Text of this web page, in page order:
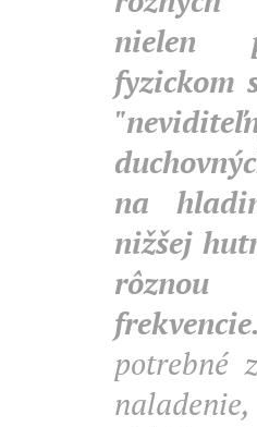
nielen
fyzickom
na
nižšej
potrebné